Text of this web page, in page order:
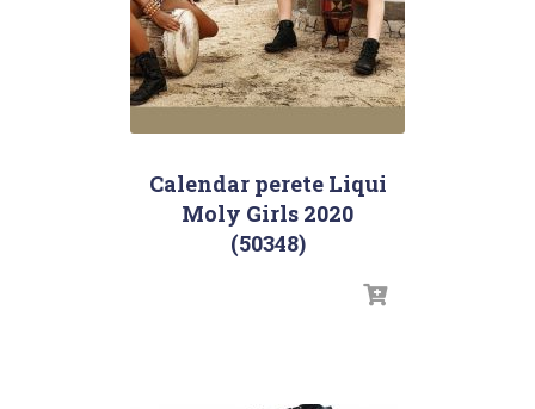
Calendar perete Liqui
Moly Girls 2020
(50348)